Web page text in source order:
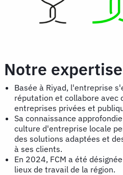
Notre expertise
Basée à Riyad, l'entreprise
réputation et collabore avec
entreprises privées et
Sa connaissance
culture d'entreprise locale
des solutions adaptées et
à ses clients.
En 2024, FCM a été
lieux de travail de la région.